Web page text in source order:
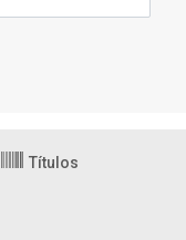
Títulos